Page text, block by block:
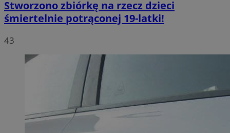
Stworzono zbiórkę na rzecz dzieci
śmiertelnie potrąconej 19-latki!
43